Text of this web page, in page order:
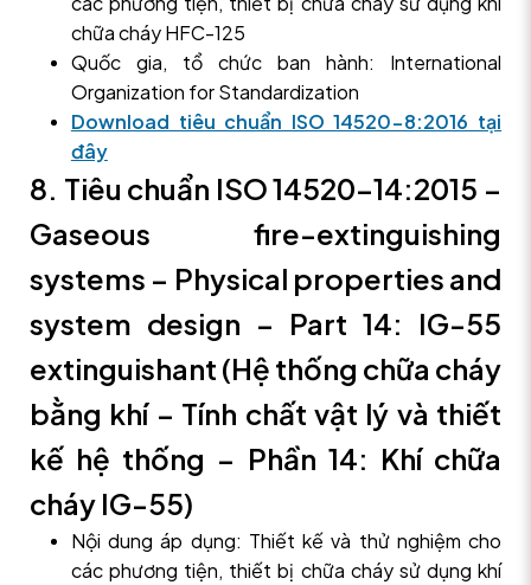
chữa cháy HFC-125
Quốc gia, tổ chức ban hành: International
Organization for Standardization
Download tiêu chuẩn ISO 14520-8:2016 tại
đây
8. Tiêu chuẩn ISO 14520-14:2015 –
Gaseous fire-extinguishing
systems – Physical properties and
system design – Part 14: IG-55
extinguishant (Hệ thống chữa cháy
bằng khí – Tính chất vật lý và thiết
kế hệ thống – Phần 14: Khí chữa
cháy IG-55)
Nội dung áp dụng: Thiết kế và thử nghiệm cho
các phương tiện, thiết bị chữa cháy sử dụng khí